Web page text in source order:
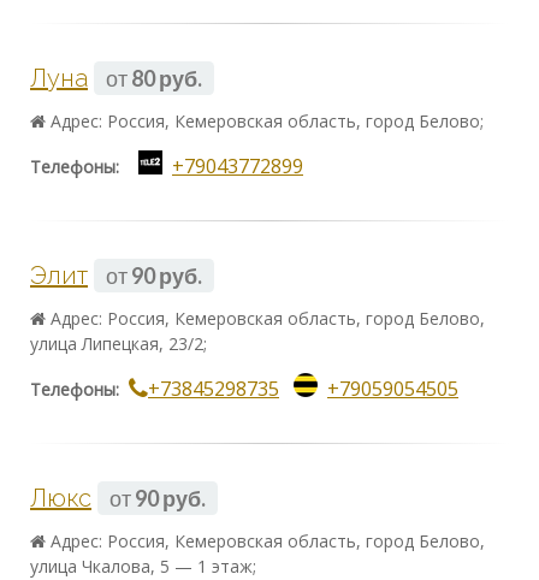
Луна от80 руб.
Адрес: Россия, Кемеровская область, город Белово;
Телефоны: +79043772899
Элит от90 руб.
Адрес: Россия, Кемеровская область, город Белово,
улица Липецкая, 23/2;
Телефоны: +73845298735 +79059054505
Люкс от90 руб.
Адрес: Россия, Кемеровская область, город Белово,
улица Чкалова, 5 — 1 этаж;